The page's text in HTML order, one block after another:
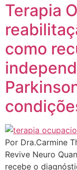
Terapia
como
Por Dra.Carmine
Revive Neuro
recebe o